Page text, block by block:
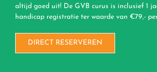
altijd goed uit! De GVB curus is inclusief 1
handicap registratie ter waarde van €79,-
DIRECT RESERVEREN